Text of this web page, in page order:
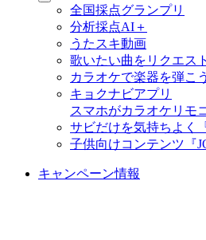
全国採点グランプリ
分析採点AI＋
うたスキ動画
歌いたい曲をリクエスト
カラオケで楽器を弾こう
キョクナビアプリ
スマホがカラオケリモ
サビだけを気持ちよく
子供向けコンテンツ『
キャンペーン情報